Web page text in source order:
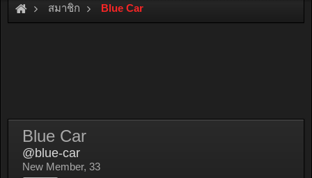
สมาชิก Blue Car
Blue Car
@blue-car
New Member, 33